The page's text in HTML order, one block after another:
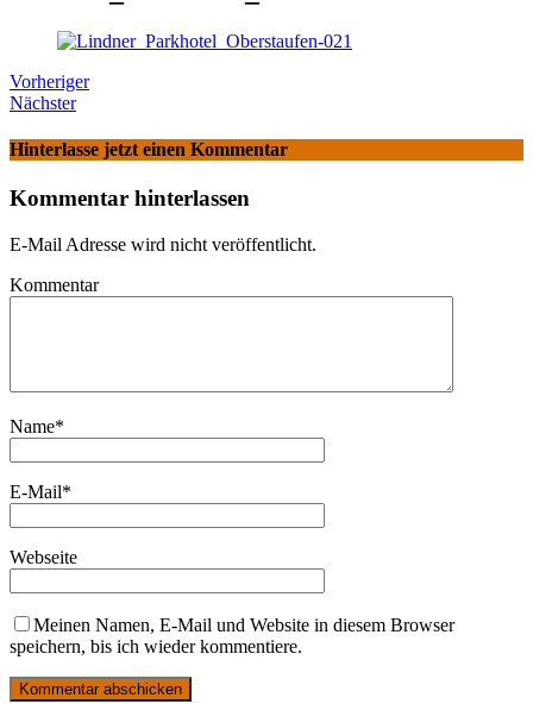
Vorheriger
Nächster
Hinterlasse jetzt einen Kommentar
Kommentar hinterlassen
E-Mail Adresse wird nicht veröffentlicht.
Kommentar
Name*
E-Mail*
Webseite
Meinen Namen, E-Mail und Website in diesem Browser
speichern, bis ich wieder kommentiere.